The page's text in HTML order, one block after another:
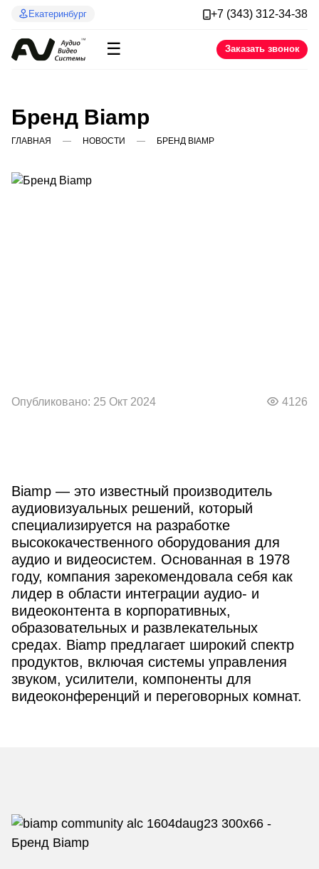
Екатеринбург +7 (343) 312-34-38
☰ Заказать звонок
Бренд Biamp
ГЛАВНАЯ НОВОСТИ БРЕНД BIAMP
Опубликовано: 25 Окт 2024 4126
Biamp — это известный производитель
аудиовизуальных решений, который
специализируется на разработке
высококачественного оборудования для
аудио и видеосистем. Основанная в 1978
году, компания зарекомендовала себя как
лидер в области интеграции аудио- и
видеоконтента в корпоративных,
образовательных и развлекательных
средах. Biamp предлагает широкий спектр
продуктов, включая системы управления
звуком, усилители, компоненты для
видеоконференций и переговорных комнат.